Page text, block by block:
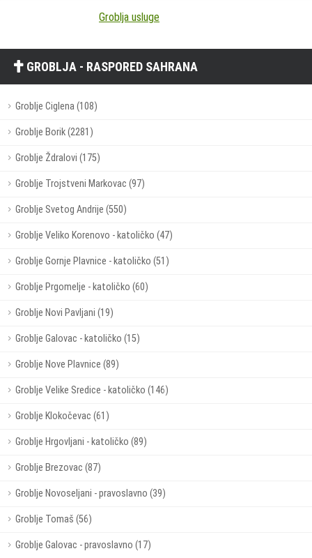
Groblja usluge
GROBLJA - RASPORED SAHRANA
Groblje Ciglena (108)
Groblje Borik (2281)
Groblje Ždralovi (175)
Groblje Trojstveni Markovac (97)
Groblje Svetog Andrije (550)
Groblje Veliko Korenovo - katoličko (47)
Groblje Gornje Plavnice - katoličko (51)
Groblje Prgomelje - katoličko (60)
Groblje Novi Pavljani (19)
Groblje Galovac - katoličko (15)
Groblje Nove Plavnice (89)
Groblje Velike Sredice - katoličko (146)
Groblje Klokočevac (61)
Groblje Hrgovljani - katoličko (89)
Groblje Brezovac (87)
Groblje Novoseljani - pravoslavno (39)
Groblje Tomaš (56)
Groblje Galovac - pravoslavno (17)